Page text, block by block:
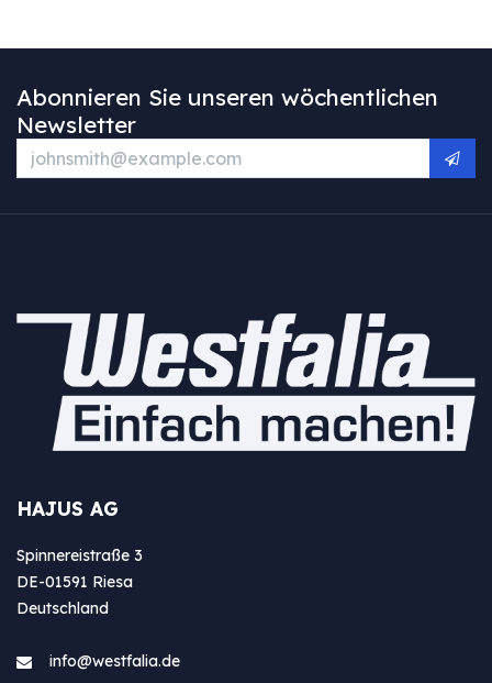
Abonnieren Sie unseren wöchentlichen
Newsletter
HAJUS AG
Spinnereistraße 3
DE-01591 Riesa
Deutschland
info@westfa​lia.de